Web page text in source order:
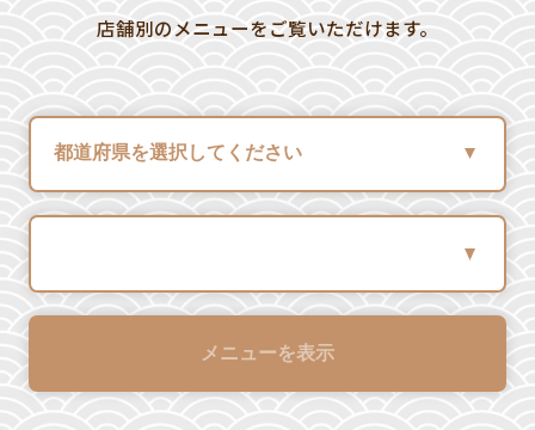
店舗別のメニューをご覧いただけます。
メニューを表示